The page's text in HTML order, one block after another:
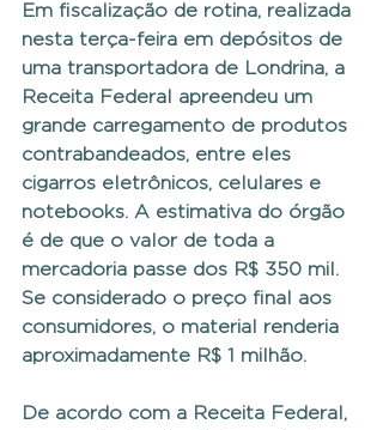
Em fiscalização de rotina, realizada
nesta terça-feira em depósitos de
uma transportadora de Londrina, a
Receita Federal apreendeu um
grande carregamento de produtos
contrabandeados, entre eles
cigarros eletrônicos, celulares e
notebooks. A estimativa do órgão
é de que o valor de toda a
mercadoria passe dos R$ 350 mil.
Se considerado o preço final aos
consumidores, o material renderia
aproximadamente R$ 1 milhão.
De acordo com a Receita Federal,